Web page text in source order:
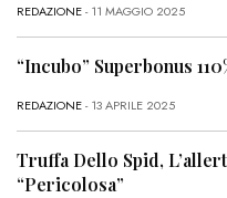
REDAZIONE- 11 MAGGIO 2025
“Incubo” Superbonus
REDAZIONE- 13 APRILE 2025
Truffa Dello Spid,
“Pericolosa”